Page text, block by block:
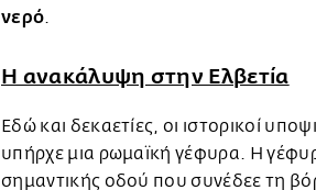
νερό
Η ανακάλυψη στην Ελβετία
Εδώ και δεκαετίες, οι ιστορικοί
υπήρχε μια ρωμαϊκή γέφυρα. Η
σημαντικής οδού που συνέδεε τη